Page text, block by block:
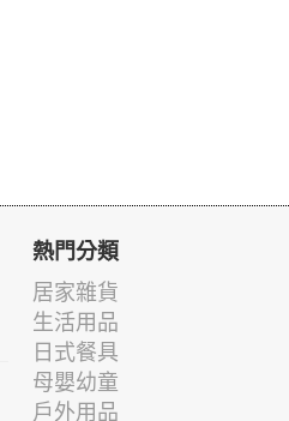
熱門分類
居家雜貨
生活用品
日式餐具
母嬰幼童
戶外用品